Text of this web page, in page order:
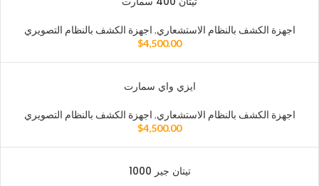
اجهزة الكشف بالنظام الاستشعاري, اجهزة الكشف بالنظام التصويري
$4,500.00
ايزي واي سمارت
اجهزة الكشف بالنظام الاستشعاري, اجهزة الكشف بالنظام التصويري
$4,500.00
تيتان جير 1000